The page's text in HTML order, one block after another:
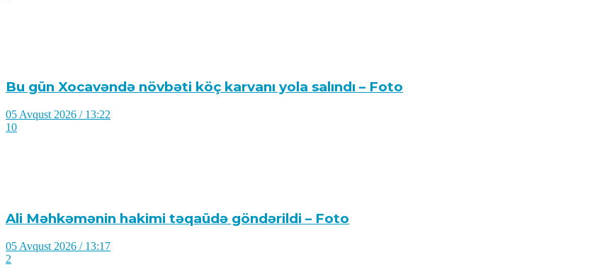
Rosatom: Zaporojya Atom Elektrik Stansiyasının 4 əməkdaşı yaralanıb
05 Avqust 2026 / 16:22
05 Avqust 2026 / 13:22
Ali Məhkəmənin hakimi təqaüdə göndərildi – Foto